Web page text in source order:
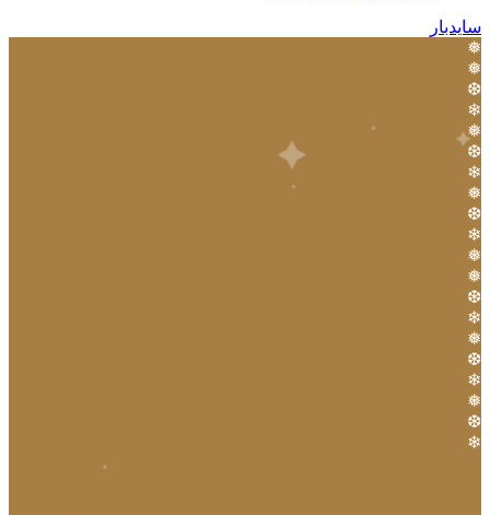
سایدبار
❅
❅
❆
❄
❅
❆
❄
❅
❆
❄
❅
❅
❆
❄
❅
❆
❄
❅
❆
❄